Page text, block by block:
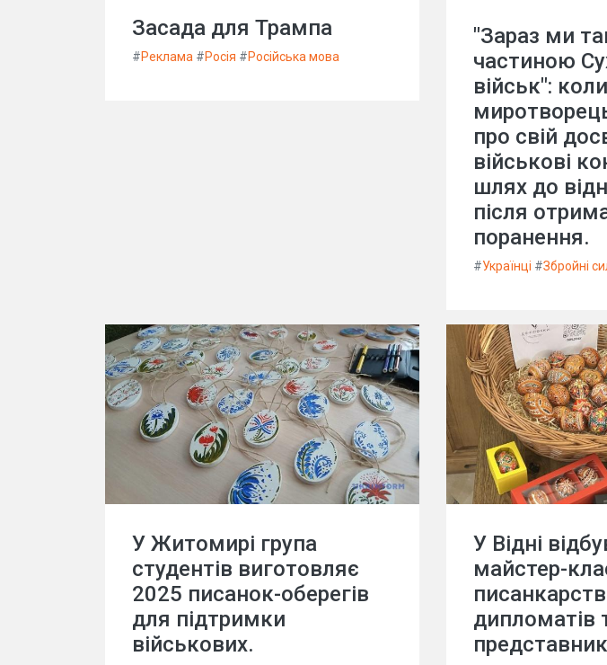
Засада для Трампа
#Реклама #Росія #Російська мова
"Зараз ми
частиною
військ":
про свій
військові
шлях до
після
поранення.
#Українці #Збройні
У Житомирі група
студентів виготовляє
2025 писанок-оберегів
для підтримки
військових.
У Відні
майстер-
дипломатів